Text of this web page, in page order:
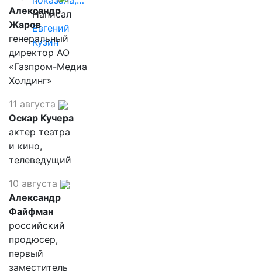
Написал
Евгений
Кузин
Александр
Жаров
генеральный
директор АО
«Газпром-Медиа
Холдинг»
11 августа
Оскар Кучера
актер театра
и кино,
телеведущий
10 августа
Александр
Файфман
российский
продюсер,
первый
заместитель